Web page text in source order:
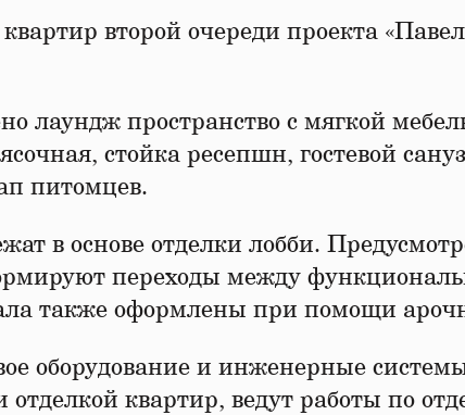
второй очереди проекта
лаундж пространство с мягкой
стойка ресепшн, гостевой
питомцев.
в основе отделки лобби.
переходы между
также оформлены при помощи
оборудование и инженерные
отделкой квартир, ведут работы по